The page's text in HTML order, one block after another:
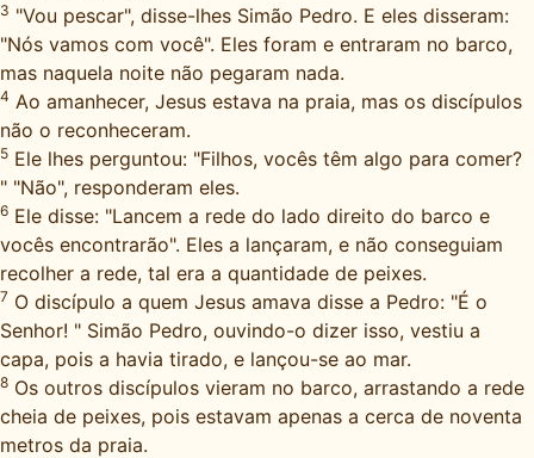
3 "Vou pescar", disse-lhes Simão Pedro. E eles disseram:
"Nós vamos com você". Eles foram e entraram no barco,
mas naquela noite não pegaram nada.
4 Ao amanhecer, Jesus estava na praia, mas os discípulos
não o reconheceram.
5 Ele lhes perguntou: "Filhos, vocês têm algo para comer?
" "Não", responderam eles.
6 Ele disse: "Lancem a rede do lado direito do barco e
vocês encontrarão". Eles a lançaram, e não conseguiam
recolher a rede, tal era a quantidade de peixes.
7 O discípulo a quem Jesus amava disse a Pedro: "É o
Senhor! " Simão Pedro, ouvindo-o dizer isso, vestiu a
capa, pois a havia tirado, e lançou-se ao mar.
8 Os outros discípulos vieram no barco, arrastando a rede
cheia de peixes, pois estavam apenas a cerca de noventa
metros da praia.